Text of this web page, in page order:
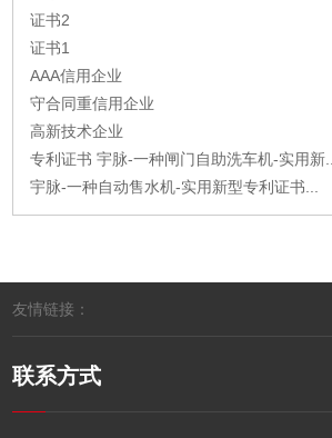
证书2
证书1
AAA信用企业
守合同重信用企业
高新技术企业
专利证书 宇脉-一种闸门自助洗车机-实用新...
宇脉-一种自动售水机-实用新型专利证书...
友情链接：
联系方式